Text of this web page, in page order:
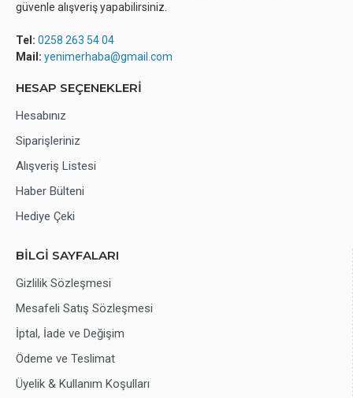
güvenle alışveriş yapabilirsiniz.
Tel: 0258 263 54 04
Mail: yenimerhaba@gmail.com
HESAP SEÇENEKLERİ
Hesabınız
Siparişleriniz
Alışveriş Listesi
Haber Bülteni
Hediye Çeki
BİLGİ SAYFALARI
Gizlilik Sözleşmesi
Mesafeli Satış Sözleşmesi
İptal, İade ve Değişim
Ödeme ve Teslimat
Üyelik & Kullanım Koşulları